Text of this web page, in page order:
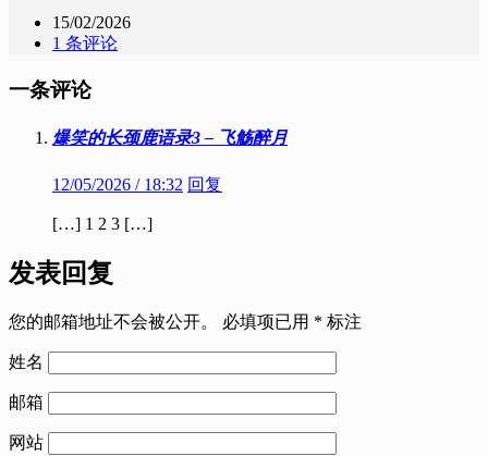
15/02/2026
1 条评论
一条评论
爆笑的长颈鹿语录3 – 飞觞醉月
12/05/2026 / 18:32 回复
[…] 1 2 3 […]
发表回复
您的邮箱地址不会被公开。 必填项已用 * 标注
姓名
邮箱
网站